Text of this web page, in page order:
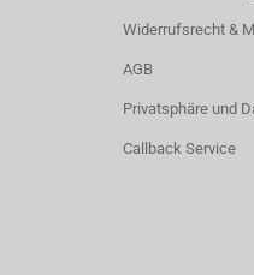
Widerrufsrecht &
AGB
Privatsphäre und
Callback Service